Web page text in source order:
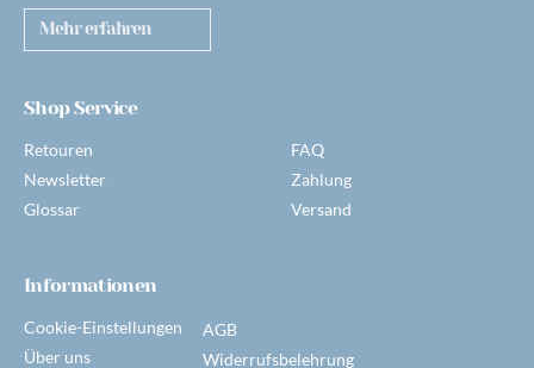
Mehr erfahren
Shop Service
Retouren
Newsletter
Glossar
FAQ
Zahlung
Versand
Informationen
Cookie-Einstellungen
Über uns
AGB
Widerrufsbelehrung